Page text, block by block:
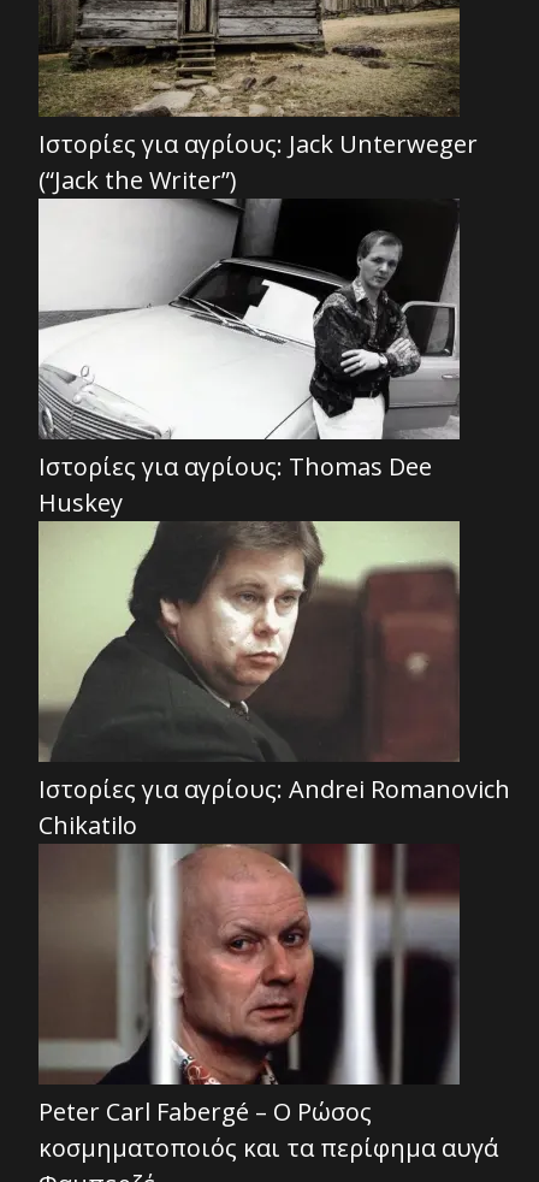
Ιστορίες για αγρίους: Jack Unterweger
(“Jack the Writer”)
Ιστορίες για αγρίους: Thomas Dee
Huskey
Ιστορίες για αγρίους: Andrei Romanovich
Chikatilo
Peter Carl Fabergé – Ο Ρώσος
κοσμηματοποιός και τα περίφημα αυγά